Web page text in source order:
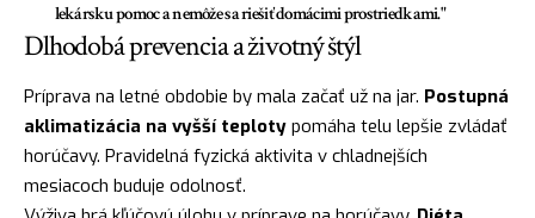
lekársku pomoc a nemôže sa riešiť domácimi prostriedkami."
Dlhodobá prevencia a životný štýl
Príprava na letné obdobie by mala začať už na jar. Postupná
aklimatizácia na vyšší teploty pomáha telu lepšie zvládať
horúčavy. Pravidelná fyzická aktivita v chladnejších
mesiacoch buduje odolnosť.